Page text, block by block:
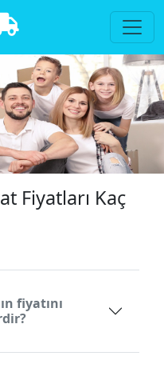
Fiyatları Kaç
fiyatını